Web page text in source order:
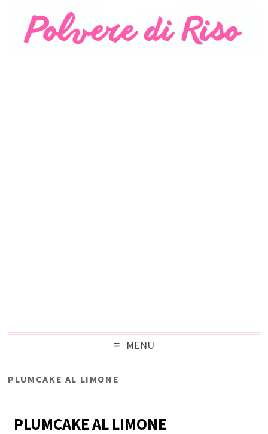
MENU
PLUMCAKE AL LIMONE
PLUMCAKE AL LIMONE